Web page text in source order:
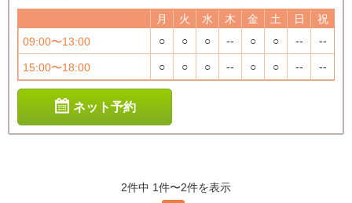
月 火 水 木 金 土 日
祝
09:00〜13:00
○ ○ ○ -- ○ ○ -- --
15:00〜18:00 ○ ○ ○ -- ○ ○ -- --
ネット予約
2件中 1件〜2件を表示